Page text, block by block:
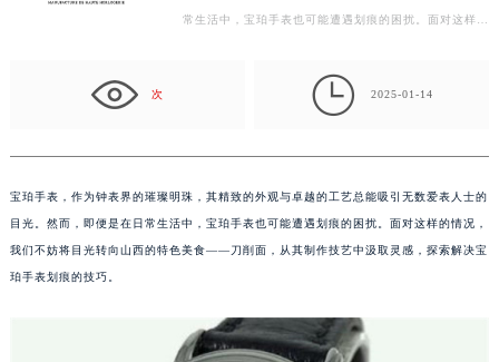
常生活中，宝珀手表也可能遭遇划痕的困扰。面对这样
次  2025-01-14
宝珀手表，作为钟表界的璀璨明珠，其精致的外观与卓越的工艺总能吸引无数爱表人士的
目光。然而，即便是在日常生活中，宝珀手表也可能遭遇划痕的困扰。面对这样的情况，
我们不妨将目光转向山西的特色美食——刀削面，从其制作技艺中汲取灵感，探索解决宝
珀手表划痕的技巧。